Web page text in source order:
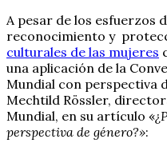
A pesar de los esfuerzos
reconocimiento y
culturales de las mujeres
una aplicación de la
Mundial con perspectiva
Mechtild Rössler,
Mundial, en su artículo «
perspectiva de género?»: